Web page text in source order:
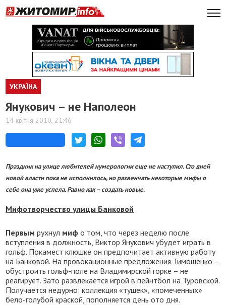
УКРАЇНА
Янукович – не Наполеон
14 квітня 2010, 21:46
Праздник на улице любителей нумерологии еще не наступил. Сто дней
новой власти пока не исполнилось, но развенчать некоторые мифы о
себе она уже успела. Равно как – создать новые.
Мифотворчество улицы Банковой
Первымрухнул миф о том, что через неделю после
вступления в должность, Виктор Янукович убудет играть в
гольф. Покамест клюшке он предпочитает активную работу
на Банковой. На провокационные предложения Тимошенко –
обустроить гольф-поле на Владимирской горке – не
реагирует. Зато развлекается игрой в пейнтбол на Туровской.
Получается недурно: коллекция «тушек», «помеченных»
бело-голубой краской, пополняется день ото дня.